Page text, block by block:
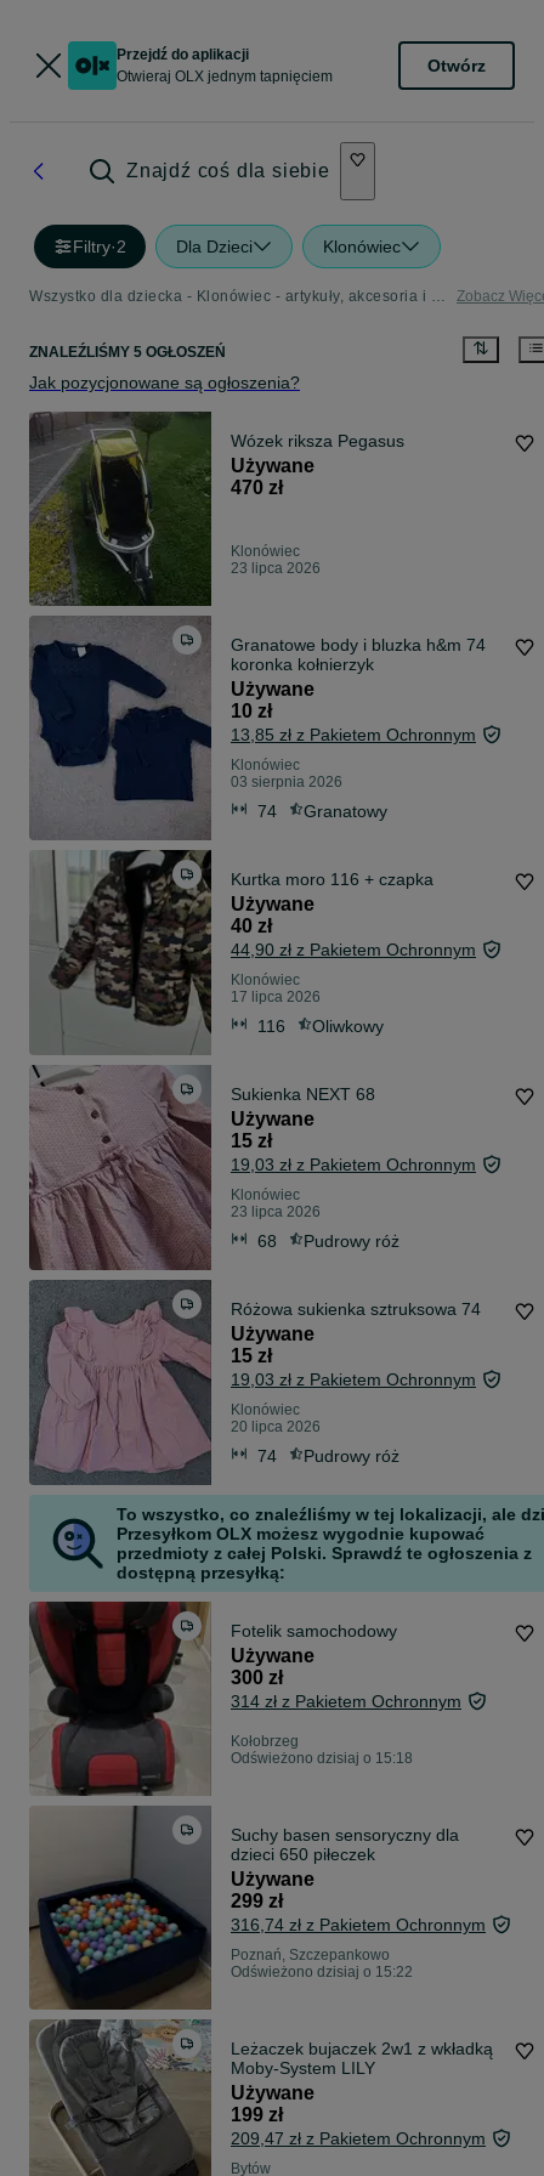
Przejdź do aplikacji
Otwieraj OLX jednym tapnięciem
Otwórz
Znajdź coś dla siebie
Filtry·2 Dla Dzieci Klonówiec
Wszystko dla dziecka - Klonówiec - artykuły, akcesoria i zabawki dla dzieci w Twojej okolicy Zobacz
ZNALEŹLIŚMY 5 OGŁOSZEŃ
Jak pozycjonowane są ogłoszenia?
Wózek riksza Pegasus
Używane
470 zł
Klonówiec
23 lipca 2026
Granatowe body i bluzka h&m 74
koronka kołnierzyk
Używane
10 zł
13,85 zł z Pakietem Ochronnym
Klonówiec
03 sierpnia 2026
74 Granatowy
Kurtka moro 116 + czapka
Używane
40 zł
44,90 zł z Pakietem Ochronnym
Klonówiec
17 lipca 2026
116 Oliwkowy
Sukienka NEXT 68
Używane
15 zł
19,03 zł z Pakietem Ochronnym
Klonówiec
23 lipca 2026
68 Pudrowy róż
Różowa sukienka sztruksowa 74
Używane
15 zł
19,03 zł z Pakietem Ochronnym
Klonówiec
20 lipca 2026
74 Pudrowy róż
To wszystko, co znaleźliśmy w tej lokalizacji, ale
Przesyłkom OLX możesz wygodnie kupować
przedmioty z całej Polski. Sprawdź te ogłoszenia z
dostępną przesyłką:
Fotelik samochodowy
Używane
300 zł
314 zł z Pakietem Ochronnym
Kołobrzeg
Odświeżono dzisiaj o 15:18
Suchy basen sensoryczny dla
dzieci 650 piłeczek
Używane
299 zł
316,74 zł z Pakietem Ochronnym
Poznań, Szczepankowo
Odświeżono dzisiaj o 15:22
Leżaczek bujaczek 2w1 z wkładką
Moby-System LILY
Używane
199 zł
209,47 zł z Pakietem Ochronnym
Bytów